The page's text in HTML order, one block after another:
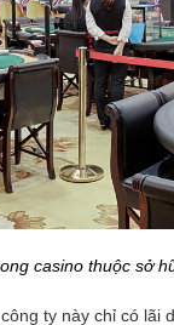
casino thuộc sở
ty này chỉ có lãi